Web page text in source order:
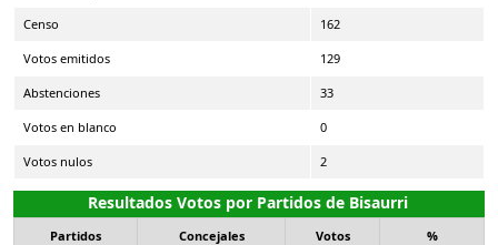
Censo 162
Votos emitidos 129
Abstenciones 33
Votos en blanco 0
Votos nulos 2
Resultados Votos por Partidos de Bisaurri
Partidos Concejales Votos %